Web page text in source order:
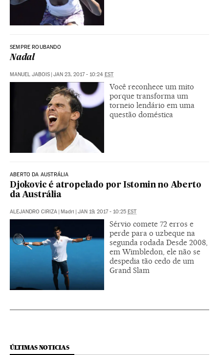
SEMPRE ROUBANDO
Nadal
MANUEL JABOIS | JAN 23, 2017 - 10:24 EST
Você reconhece um mito
porque transforma um
torneio lendário em uma
questão doméstica
ABERTO DA AUSTRÁLIA
Djokovic é atropelado por Istomin no Aberto
da Austrália
ALEJANDRO CIRIZA | Madri | JAN 19, 2017 - 10:25 EST
Sérvio comete 72 erros e
perde para o uzbeque na
segunda rodada Desde 2008,
em Wimbledon, ele não se
despedia tão cedo de um
Grand Slam
ÚLTIMAS NOTICIAS